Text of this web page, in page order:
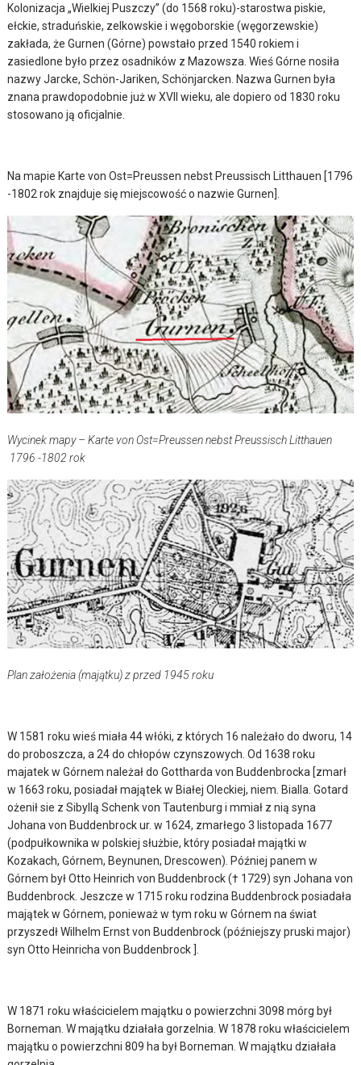
Kolonizacja „Wielkiej Puszczy” (do 1568 roku)-starostwa piskie,
ełckie, straduńskie, zelkowskie i węgoborskie (węgorzewskie)
zakłada, że Gurnen (Górne) powstało przed 1540 rokiem i
zasiedlone było przez osadników z Mazowsza. Wieś Górne nosiła
nazwy Jarcke, Schön-Jariken, Schönjarcken. Nazwa Gurnen była
znana prawdopodobnie już w XVII wieku, ale dopiero od 1830 roku
stosowano ją oficjalnie.
Na mapie Karte von Ost=Preussen nebst Preussisch Litthauen [1796
-1802 rok znajduje się miejscowość o nazwie Gurnen].
Wycinek mapy – Karte von Ost=Preussen nebst Preussisch Litthauen
1796 -1802 rok
Plan założenia (majątku) z przed 1945 roku
W 1581 roku wieś miała 44 włóki, z których 16 należało do dworu, 14
do proboszcza, a 24 do chłopów czynszowych. Od 1638 roku
majatek w Górnem należał do Gottharda von Buddenbrocka [zmarł
w 1663 roku, posiadał majątek w Białej Oleckiej, niem. Bialla. Gotard
ożenił sie z Sibyllą Schenk von Tautenburg i mmiał z nią syna
Johana von Buddenbrock ur. w 1624, zmarłego 3 listopada 1677
(podpułkownika w polskiej służbie, który posiadał majątki w
Kozakach, Górnem, Beynunen, Drescowen). Później panem w
Górnem był Otto Heinrich von Buddenbrock († 1729) syn Johana von
Buddenbrock. Jeszcze w 1715 roku rodzina Buddenbrock posiadała
majątek w Górnem, ponieważ w tym roku w Górnem na świat
przyszedł Wilhelm Ernst von Buddenbrock (późniejszy pruski major)
syn Otto Heinricha von Buddenbrock ].
W 1871 roku właścicielem majątku o powierzchni 3098 mórg był
Borneman. W majątku działała gorzelnia. W 1878 roku właścicielem
majątku o powierzchni 809 ha był Borneman. W majątku działała